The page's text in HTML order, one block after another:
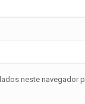
neste navegador